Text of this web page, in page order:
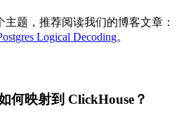
题，推荐阅读我们的博客文章：
Logical Decoding。
何映射到 ClickHouse？